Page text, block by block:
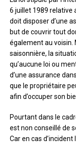
6 juillet 1989 relative
doit disposer d’une
but de couvrir tout
également au voisin.
saisonnière, la
qu’aucune loi ou
d’une assurance
que le propriétaire
afin d’occuper son
Pourtant dans le
est non conseillé de
Car en cas